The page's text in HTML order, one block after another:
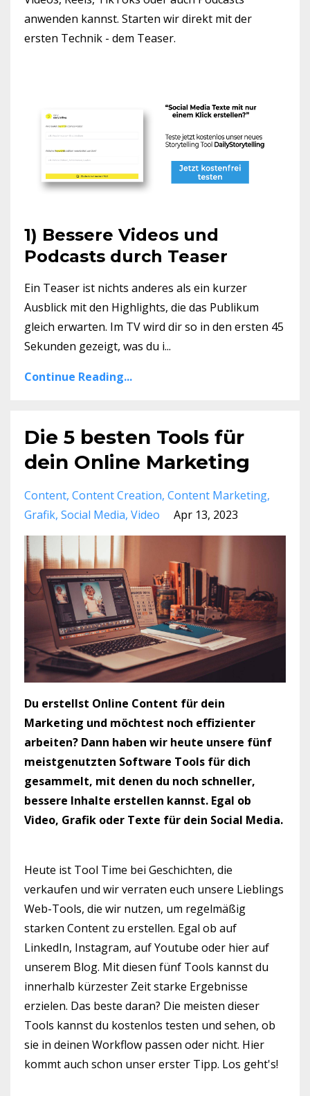
anwenden kannst. Starten wir direkt mit der
ersten Technik - dem Teaser.
1) Bessere Videos und
Podcasts durch Teaser
Ein Teaser ist nichts anderes als ein kurzer
Ausblick mit den Highlights, die das Publikum
gleich erwarten. Im TV wird dir so in den ersten 45
Sekunden gezeigt, was du i...
Continue Reading...
Die 5 besten Tools für
dein Online Marketing
Content Content Creation Content Marketing
Grafik Social Media Video Apr 13, 2023
Du erstellst Online Content für dein
Marketing und möchtest noch effizienter
arbeiten? Dann haben wir heute unsere fünf
meistgenutzten Software Tools für dich
gesammelt, mit denen du noch schneller,
bessere Inhalte erstellen kannst. Egal ob
Video, Grafik oder Texte für dein Social Media.
Heute ist Tool Time bei Geschichten, die
verkaufen und wir verraten euch unsere Lieblings
Web-Tools, die wir nutzen, um regelmäßig
starken Content zu erstellen. Egal ob auf
LinkedIn, Instagram, auf Youtube oder hier auf
unserem Blog. Mit diesen fünf Tools kannst du
innerhalb kürzester Zeit starke Ergebnisse
erzielen. Das beste daran? Die meisten dieser
Tools kannst du kostenlos testen und sehen, ob
sie in deinen Workflow passen oder nicht. Hier
kommt auch schon unser erster Tipp. Los geht's!